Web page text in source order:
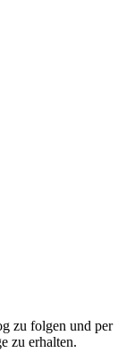
zu folgen und per
zu erhalten.